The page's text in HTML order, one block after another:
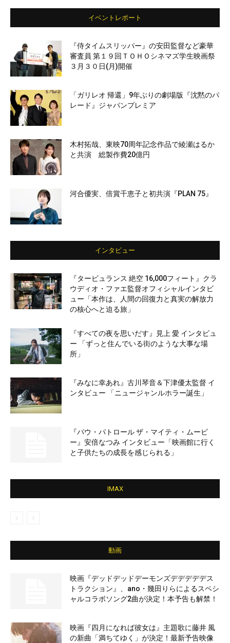
イベントレポート
『侍タイムスリッパー』の安田監督など豪華
審査員 第１９回ＴＯＨＯシネマズ学生映画祭
３月３０日(月)開催
「ガリレオ 帰還」9年ぶりの劇場版『沈黙のパ
レード』ジャパンプレミア
木村拓哉、東映70周年記念作品で綾瀬はるか
と共演 総製作費20億円
河合優実、倍賞千恵子と初共演『PLAN 75』
インタビュー
『タービュランス 絶空 16,000フィート』クラ
ウディオ・ファエ監督オフィシャルインタビ
ュー「本作は、人間の回復力と真実の解放力
の核心へと迫る旅」
『すべての夜を思いだす』見上 愛 インタビュ
ー 「ずっと住んでいる街のような大事な場
所」
『みなに幸あれ』古川琴音＆下津優太監督 イ
ンタビュー 「ニュージャンルホラー誕生」
『パウ・パトロール ザ・マイティ・ムービ
ー』安倍なつみ インタビュー「映画館に行く
と子供たちの成長を感じられる」
IMAX
動画
映画『デッドデッドデーモンズデデデデデス
トラクション』、ano・幾田りらによるスペシ
ャルコラボソング2曲が決定！本予告も解禁！
映画『四月になれば彼女は』主題歌に藤井 風
の新曲「満ちてゆく」が決定！最新予告映像